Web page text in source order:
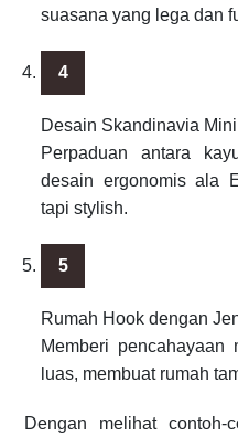
suasana yang lega dan
Desain Skandinavia
Perpaduan antara
desain ergonomis ala
tapi stylish.
Rumah Hook dengan
Memberi pencahayaan
luas, membuat rumah
Dengan melihat